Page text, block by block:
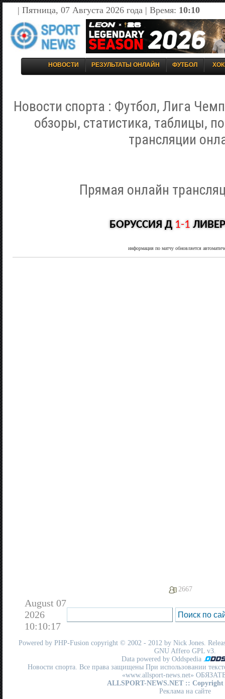
| Пятница, 07 Августа 2026 года | Время: 10:10
НОВОСТИ РЕЗУЛЬТАТЫ ОНЛАЙН ФУТБОЛ
Новости спорта : Футбол, Лига
обзоры, статистика, таблицы,
трансляции
Прямая онлайн
БОРУССИЯ Д1-1
информация по матчу обновляется
2667
August 07
2026
10:10:17
Powered by PHP-Fusion copyright © 2002 - 2012 by Nick Jones.
GNU Affero GPL v3.
Data powered by Oddspedia
Новости спорта. Все права защищены При использовании
«www.allsport-news.net»
ALLSPORT-NEWS.NET :: Copyright
Реклама на сайте